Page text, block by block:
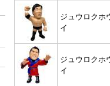
ジュウロクホ
イ
ジュウロクホ
イ